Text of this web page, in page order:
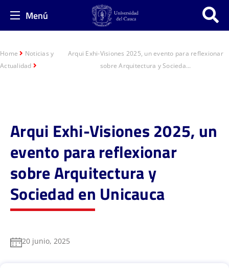
Menú
Home
Noticias y
Actualidad
Arqui Exhi-Visiones 2025, un evento para reflexionar
sobre Arquitectura y Socieda...
Arqui Exhi-Visiones 2025, un
evento para reflexionar
sobre Arquitectura y
Sociedad en Unicauca
20 junio, 2025